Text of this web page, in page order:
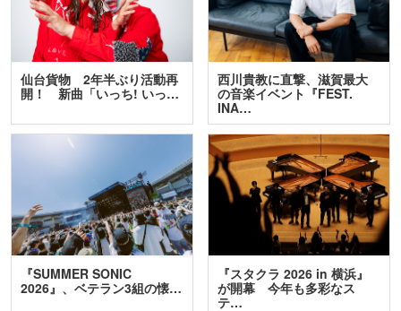
仙台貨物 2年半ぶり活動再
開！ 新曲「いっち! いっ…
西川貴教に直撃、滋賀最大
の音楽イベント『FEST.
INA…
『SUMMER SONIC
2026』、ベテラン3組の懐…
『スタクラ 2026 in 横浜』
が開幕 今年も多彩なス
テ…